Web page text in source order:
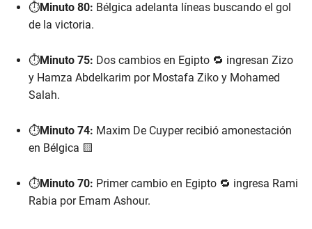
⏱️Minuto 80: Bélgica adelanta líneas buscando el gol
de la victoria.
⏱️Minuto 75: Dos cambios en Egipto 🔁 ingresan Zizo
y Hamza Abdelkarim por Mostafa Ziko y Mohamed
Salah.
⏱️Minuto 74: Maxim De Cuyper recibió amonestación
en Bélgica 🟨
⏱️Minuto 70: Primer cambio en Egipto 🔁 ingresa Rami
Rabia por Emam Ashour.